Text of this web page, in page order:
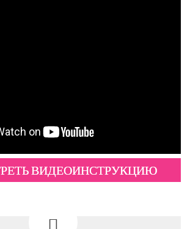
ВИДЕОИНСТРУКЦИЮ